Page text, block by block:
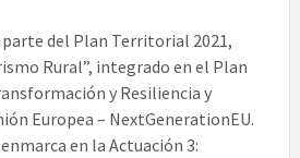
del Plan Territorial 2021,
Rural”, integrado en el Plan
y Resiliencia y
Europea – NextGenerationEU.
en la Actuación 3: